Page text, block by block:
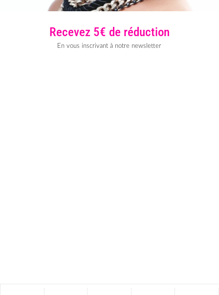
Recevez 5€ de réduction
En vous inscrivant à notre newsletter